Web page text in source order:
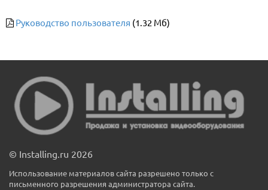
Руководство пользователя (1.32 Мб)
© Installing.ru 2026
Использование материалов сайта разрешено только с
письменного разрешения администратора сайта.